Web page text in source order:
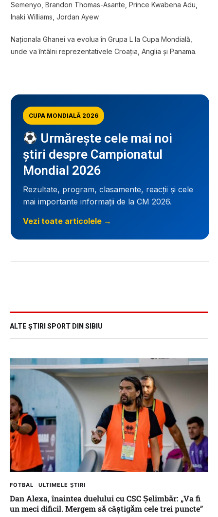
Semenyo, Brandon Thomas-Asante, Prince Kwabena Adu,
Inaki Williams, Jordan Ayew
Naționala Ghanei va evolua în Grupa L la Cupa Mondială,
unde va întâlni reprezentativele Croația Anglia și Panama.
CUPA MONDIALĂ 2026
Urmărește cele mai noi
știri despre Campionatul
Mondial 2026
Rezultate, program, clasamente, reacții și cele
mai importante informații de la CM 2026.
Vezi toate articolele →
ALTE ȘTIRI SPORT DIN SIBIU
FOTBAL ULTIMELE ȘTIRI
Dan Alexa, înaintea duelului cu CSC Șelimbăr: „Va fi
un meci dificil. Mergem să câștigăm cele trei puncte”